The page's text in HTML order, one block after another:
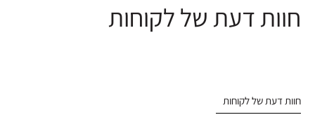
חוות דעת של לקוחות
חוות דעת של לקוחות